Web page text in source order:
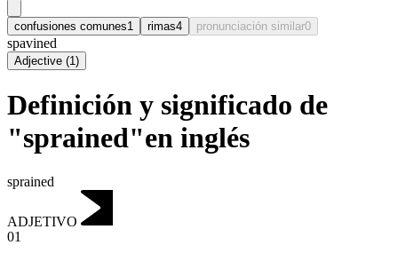
confusiones comunes1 rimas4 pronunciación similar0
spavined
Adjective (1)
Definición y significado de
"sprained"en inglés
sprained
ADJETIVO
01